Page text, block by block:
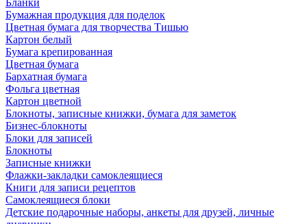
Бланки
Бумажная продукция для поделок
Цветная бумага для творчества Тишью
Картон белый
Бумага крепированная
Цветная бумага
Бархатная бумага
Фольга цветная
Картон цветной
Блокноты, записные книжки, бумага для заметок
Бизнес-блокноты
Блоки для записей
Блокноты
Записные книжки
Флажки-закладки самоклеящиеся
Книги для записи рецептов
Самоклеящиеся блоки
Детские подарочные наборы, анкеты для друзей, личные